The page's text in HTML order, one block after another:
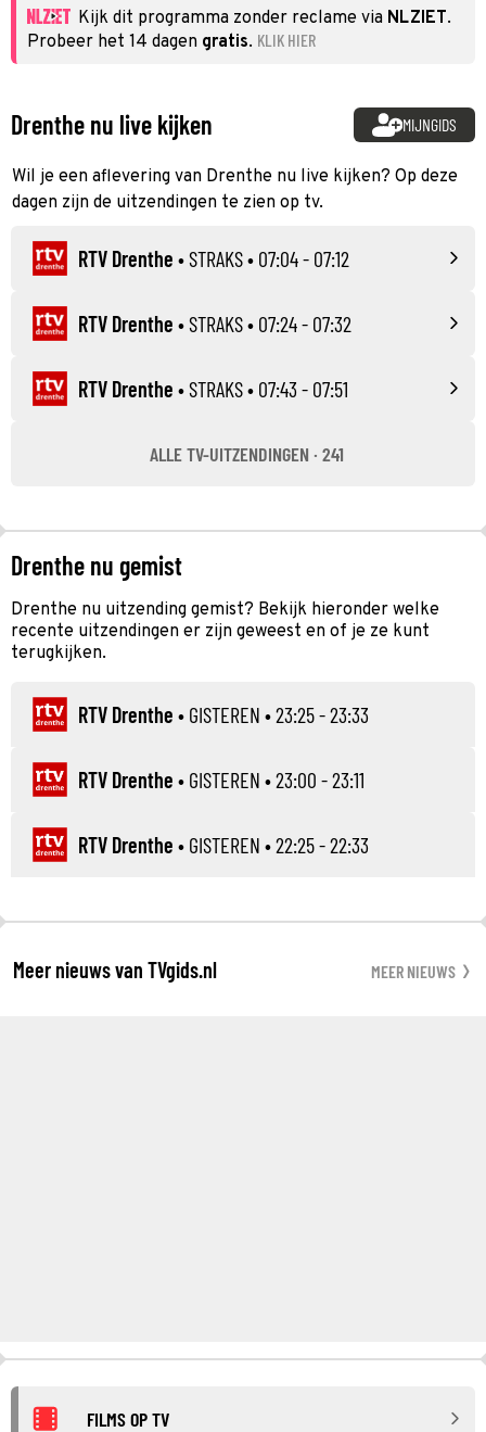
Kijk dit programma zonder reclame via NLZIET.
Probeer het 14 dagen gratis. KLIK HIER
Drenthe nu live kijken MIJNGIDS
Wil je een aflevering van Drenthe nu live kijken? Op deze
dagen zijn de uitzendingen te zien op tv.
RTV Drenthe •STRAKS• 07:04 - 07:12
RTV Drenthe •STRAKS• 07:24 - 07:32
RTV Drenthe •STRAKS• 07:43 - 07:51
ALLE TV-UITZENDINGEN · 241
Drenthe nu gemist
Drenthe nu uitzending gemist? Bekijk hieronder welke
recente uitzendingen er zijn geweest en of je ze kunt
terugkijken.
RTV Drenthe • GISTEREN • 23:25 - 23:33
RTV Drenthe • GISTEREN • 23:00 - 23:11
RTV Drenthe • GISTEREN • 22:25 - 22:33
Meer nieuws van TVgids.nl MEER NIEUWS
FILMS OP TV